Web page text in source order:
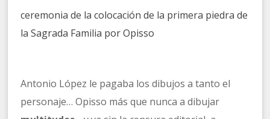
ceremonia de la colocación de la primera piedra de
la Sagrada Familia por Opisso
Antonio López le pagaba los dibujos a tanto el
personaje… Opisso más que nunca a dibujar